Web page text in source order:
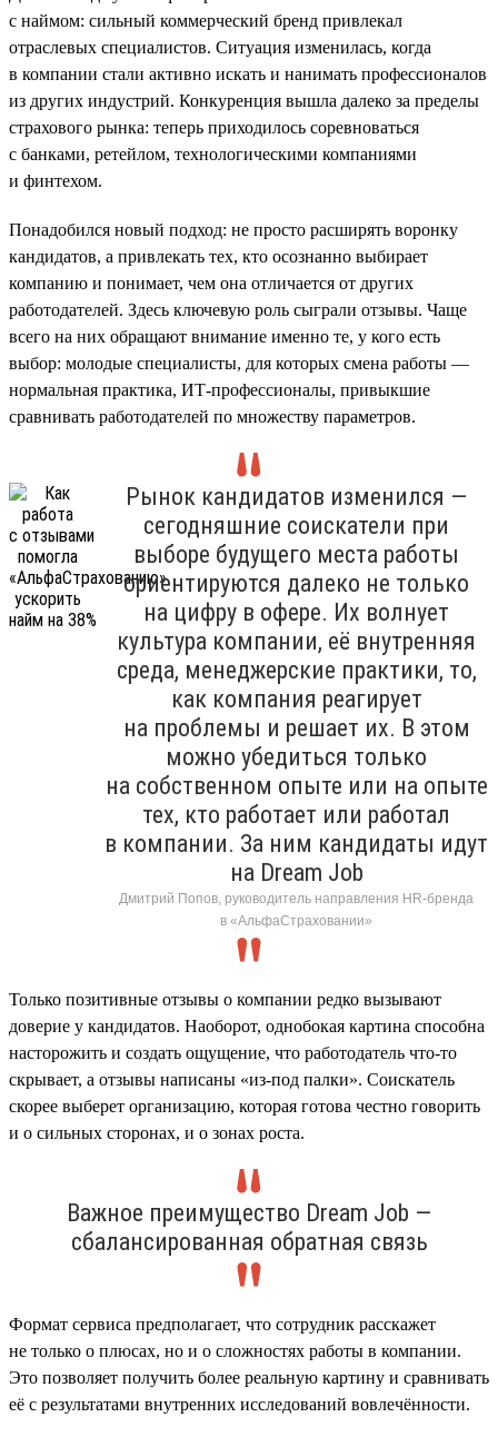
с наймом: сильный коммерческий бренд привлекал
отраслевых специалистов. Ситуация изменилась, когда
в компании стали активно искать и нанимать профессионалов
из других индустрий. Конкуренция вышла далеко за пределы
страхового рынка: теперь приходилось соревноваться
с банками, ретейлом, технологическими компаниями
и финтехом.
Понадобился новый подход: не просто расширять воронку
кандидатов, а привлекать тех, кто осознанно выбирает
компанию и понимает, чем она отличается от других
работодателей. Здесь ключевую роль сыграли отзывы. Чаще
всего на них обращают внимание именно те, у кого есть
выбор: молодые специалисты, для которых смена работы —
нормальная практика, ИТ-профессионалы, привыкшие
сравнивать работодателей по множеству параметров.
Рынок кандидатов изменился —
сегодняшние соискатели при
выборе будущего места работы
ориентируются далеко не только
на цифру в офере. Их волнует
культура компании, её внутренняя
среда, менеджерские практики, то,
как компания реагирует
на проблемы и решает их. В этом
можно убедиться только
на собственном опыте или на опыте
тех, кто работает или работал
в компании. За ним кандидаты идут
на Dream Job
Дмитрий Попов, руководитель направления HR-бренда
в «АльфаСтраховании»
Только позитивные отзывы о компании редко вызывают
доверие у кандидатов. Наоборот, однобокая картина способна
насторожить и создать ощущение, что работодатель что-то
скрывает, а отзывы написаны «из-под палки». Соискатель
скорее выберет организацию, которая готова честно говорить
и о сильных сторонах, и о зонах роста.
Важное преимущество Dream Job —
сбалансированная обратная связь
Формат сервиса предполагает, что сотрудник расскажет
не только о плюсах, но и о сложностях работы в компании.
Это позволяет получить более реальную картину и сравнивать
её с результатами внутренних исследований вовлечённости.